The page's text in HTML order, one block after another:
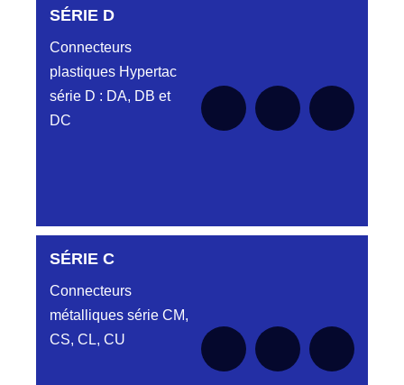
SÉRIE D
Connecteurs
plastiques Hypertac
série D : DA, DB et
DC
SÉRIE DA
Aucune pièce disponible pour cette série
pour le moment
SÉRIE DB
SÉRIE C
Connecteurs
métalliques série CM,
CS, CL, CU